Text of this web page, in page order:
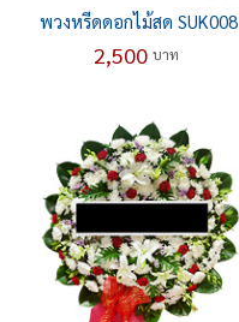
พวงหรีดดอกไม้สด SUK008
2,500 บาท